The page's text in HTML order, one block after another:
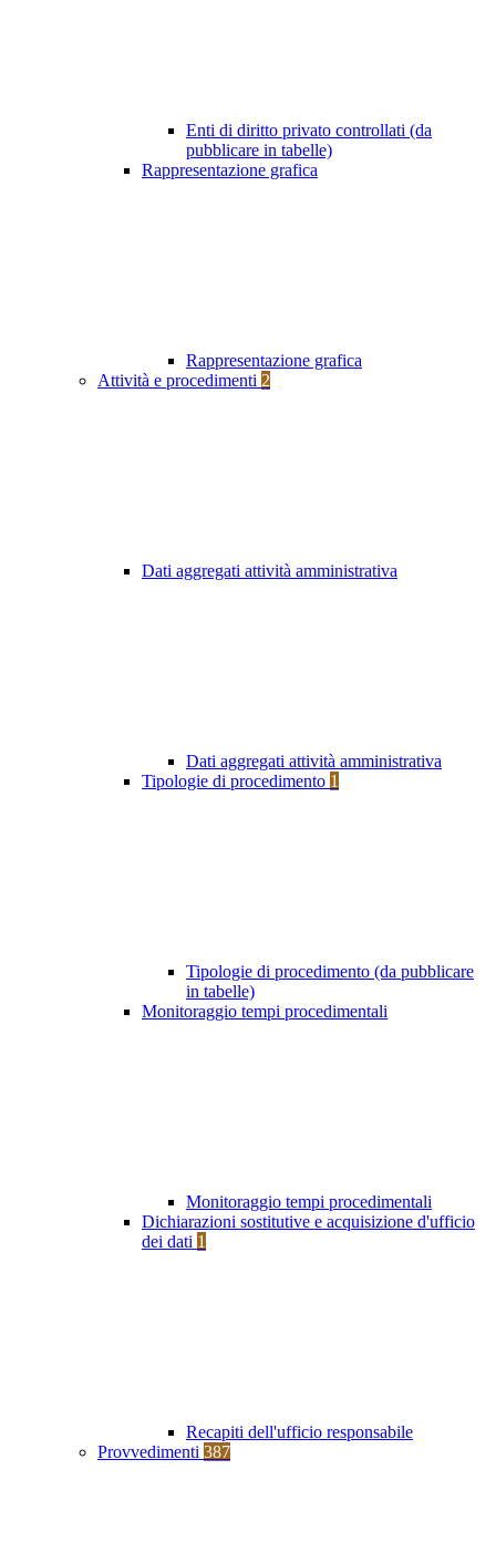
Enti di diritto privato controllati (da
pubblicare in tabelle)
Rappresentazione grafica
Rappresentazione grafica
Attività e procedimenti 2
Dati aggregati attività amministrativa
Dati aggregati attività amministrativa
Tipologie di procedimento 1
Tipologie di procedimento (da pubblicare
in tabelle)
Monitoraggio tempi procedimentali
Monitoraggio tempi procedimentali
Dichiarazioni sostitutive e acquisizione d'ufficio
dei dati 1
Recapiti dell'ufficio responsabile
Provvedimenti 387